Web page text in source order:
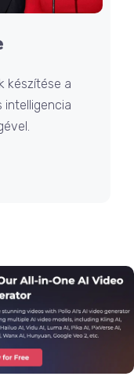
készítése a
intelligencia